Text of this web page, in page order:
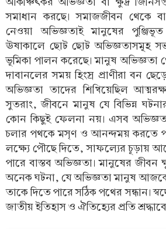
সমাধান করছে। সমাজজীবন থেকে
নেওয়া অভিজ্ঞতাই মানুষের
ঊষাকালে ছোট ছোট অভিজ্ঞতাসমূহ
ভূমিকা পালন করেছে। মানুষ অভিজ্ঞতা
দাবানলের সময় হিংস্র প্রাণীরা বন
অভিজ্ঞতা তাদের শিখিয়েছিল
সুতরাং, জীবনে মানুষ যে বিভিন্ন
কোন কিছুই ফেলনা নয়। এসব
চলার পথকে মসৃণ ও আনন্দময় করতে
লক্ষ্যে পৌছে দিতে, সাফল্যের চূড়ায়
পারে বাস্তব অভিজ্ঞতা। মানুষের জীবন
অনেক ঘটনা, যে অভিজ্ঞতা মানুষ
তাকে দিতে পারে সঠিক পথের সন্ধান।
জাতীয় ইতিহাস ও ঐতিহ্যের প্রতি